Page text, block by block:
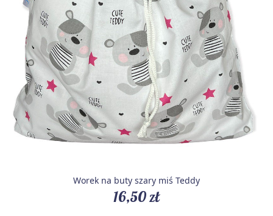
Worek na buty szary miś Teddy
16,50 zł